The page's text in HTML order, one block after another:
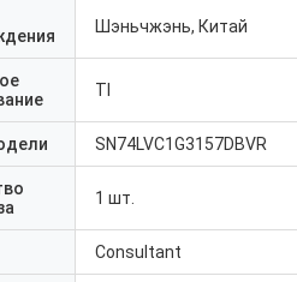
Шэньчжэнь, Китай
TI
SN74LVC1G3157DBVR
1 шт.
Consultant